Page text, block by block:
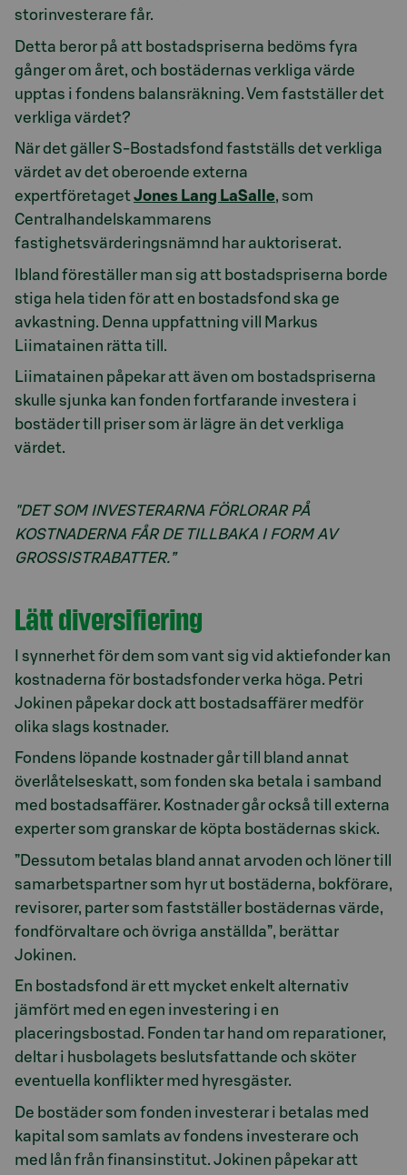
storinvesterare får.
Detta beror på att bostadspriserna bedöms fyra
gånger om året, och bostädernas verkliga värde
upptas i fondens balansräkning. Vem fastställer det
verkliga värdet?
När det gäller S-Bostadsfond fastställs det verkliga
värdet av det oberoende externa
expertföretaget Jones Lang LaSalle, som
Centralhandelskammarens
fastighetsvärderingsnämnd har auktoriserat.
Ibland föreställer man sig att bostadspriserna borde
stiga hela tiden för att en bostadsfond ska ge
avkastning. Denna uppfattning vill Markus
Liimatainen rätta till.
Liimatainen påpekar att även om bostadspriserna
skulle sjunka kan fonden fortfarande investera i
bostäder till priser som är lägre än det verkliga
värdet.
"DET SOM INVESTERARNA FÖRLORAR PÅ
KOSTNADERNA FÅR DE TILLBAKA I FORM AV
GROSSISTRABATTER.”
Lätt diversifiering
I synnerhet för dem som vant sig vid aktiefonder kan
kostnaderna för bostadsfonder verka höga. Petri
Jokinen påpekar dock att bostadsaffärer medför
olika slags kostnader.
Fondens löpande kostnader går till bland annat
överlåtelseskatt, som fonden ska betala i samband
med bostadsaffärer. Kostnader går också till externa
experter som granskar de köpta bostädernas skick.
”Dessutom betalas bland annat arvoden och löner till
samarbetspartner som hyr ut bostäderna, bokförare,
revisorer, parter som fastställer bostädernas värde,
fondförvaltare och övriga anställda”, berättar
Jokinen.
En bostadsfond är ett mycket enkelt alternativ
jämfört med en egen investering i en
placeringsbostad. Fonden tar hand om reparationer,
deltar i husbolagets beslutsfattande och sköter
eventuella konflikter med hyresgäster.
De bostäder som fonden investerar i betalas med
kapital som samlats av fondens investerare och
med lån från finansinstitut. Jokinen påpekar att